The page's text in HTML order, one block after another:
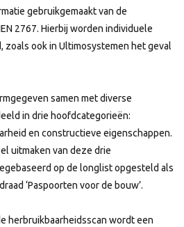
gebruikgemaakt van de
2767. Hierbij worden individuele
zoals ook in Ultimosystemen het geval
samen met diverse
in drie hoofdcategorieën:
en constructieve eigenschappen.
uitmaken van deze drie
op de longlist opgesteld als
‘Paspoorten voor de bouw’.
herbruikbaarheidsscan wordt een